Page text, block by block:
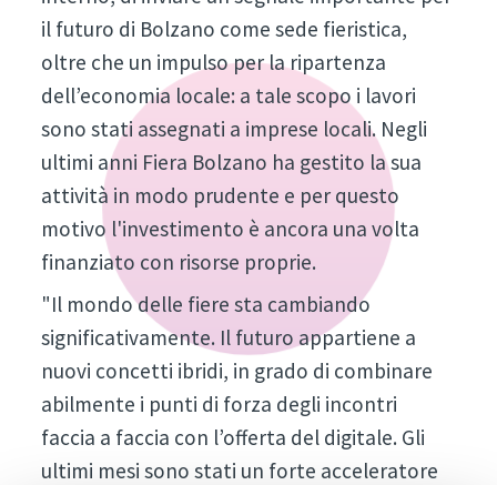
il futuro di Bolzano come sede fieristica,
oltre che un impulso per la ripartenza
dell’economia locale: a tale scopo i lavori
sono stati assegnati a imprese locali. Negli
ultimi anni Fiera Bolzano ha gestito la sua
attività in modo prudente e per questo
motivo l'investimento è ancora una volta
finanziato con risorse proprie.
"Il mondo delle fiere sta cambiando
significativamente. Il futuro appartiene a
nuovi concetti ibridi, in grado di combinare
abilmente i punti di forza degli incontri
faccia a faccia con l’offerta del digitale. Gli
ultimi mesi sono stati un forte acceleratore